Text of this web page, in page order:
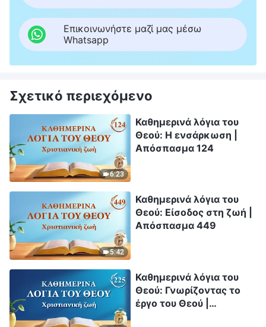
Επικοινωνήστε μαζί μας μέσω
Whatsapp
Σχετικό περιεχόμενο
6:23
Καθημερινά λόγια του
Θεού: Η ενσάρκωση |
Απόσπασμα 124
5:42
Καθημερινά λόγια του
Θεού: Είσοδος στη ζωή |
Απόσπασμα 449
Καθημερινά λόγια του
Θεού: Γνωρίζοντας το
έργο του Θεού |